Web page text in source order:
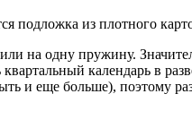
подложка из плотного
на одну пружину.
календарь в
и еще больше), поэтому